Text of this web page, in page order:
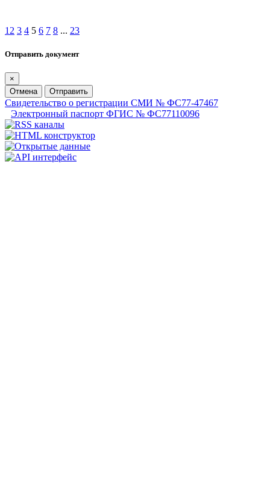
1 2 3 4 5 6 7 8 ... 23
Отправить документ
×
Отмена
Отправить
Свидетельство о регистрации СМИ № ФС77-47467
Электронный паспорт ФГИС № ФС77110096